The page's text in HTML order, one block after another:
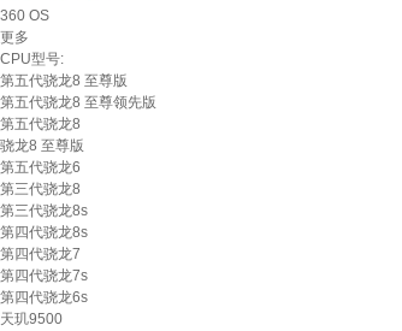
360 OS
更多
CPU型号:
第五代骁龙8 至尊版
第五代骁龙8 至尊领先版
第五代骁龙8
骁龙8 至尊版
第五代骁龙6
第三代骁龙8
第三代骁龙8s
第四代骁龙8s
第四代骁龙7
第四代骁龙7s
第四代骁龙6s
天玑9500